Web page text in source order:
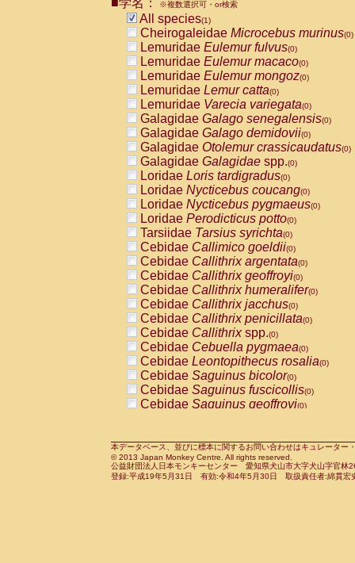
CebidaeCebus nigrivittatus
CebidaeCebus
CebidaeSaimiri boliviensis(0)
CebidaeSaimiri sciureus(0)
AtelidaeAlouatta caraya(0)
AtelidaeAlouatta fusca(0)
AtelidaeAlouatta seniculus
AtelidaeAlouattaspp.(0)
AtelidaeAteles belzebuth(0)
AtelidaeAteles geoffroyi(0)
AtelidaeAteles paniscus(0)
AtelidaeAtelesspp.(0)
Atelidae Lagothrix lagothricha
AtelidaeLagothrix lagothricha cana
PitheciidaeCacajao calvus
PitheciidaeCallicebus cupreus
PitheciidaeCallicebus donacophilus
PitheciidaeCallicebus moloch
PitheciidaeCallicebus torquatus
PitheciidaeCallicebusspp.(0)
PitheciidaeChiropotes satanas(0)
PitheciidaePithecia monachus
PitheciidaePithecia pithecia(0)
CercopithecidaeCercocebus agilis
CercopithecidaeCercocebus
CercopithecidaeCercocebus
CercopithecidaeCercocebus
CercopithecidaeCercocebus
CercopithecidaeCercocebushybrid
CercopithecidaePapio anubis(0)
CercopithecidaePapio cynocephalus
CercopithecidaePapio hamadryas(0)
■学名： ※複数選択可・or検索
All species(1)
Cheirogaleidae Microcebus murinus(0)
Lemuridae Eulemur fulvus(0)
Lemuridae Eulemur macaco(0)
Lemuridae Eulemur mongoz(0)
Lemuridae Lemur catta(0)
Lemuridae Varecia variegata(0)
Galagidae Galago senegalensis(0)
Galagidae Galago demidovii(0)
Galagidae Otolemur crassicaudatus(0)
Galagidae Galagidae spp.(0)
Loridae Loris tardigradus(0)
Loridae Nycticebus coucang(0)
Loridae Nycticebus pygmaeus(0)
Loridae Perodicticus potto(0)
Tarsiidae Tarsius syrichta(0)
Cebidae Callimico goeldii(0)
Cebidae Callithrix argentata(0)
Cebidae Callithrix geoffroyi(0)
Cebidae Callithrix humeralifer(0)
Cebidae Callithrix jacchus(0)
Cebidae Callithrix penicillata(0)
Cebidae Callithrixspp.(0)
Cebidae Cebuella pygmaea(0)
Cebidae Leontopithecus rosalia(0)
Cebidae Saguinus bicolor(0)
Cebidae Saguinus fuscicollis(0)
Cebidae Saguinus geoffroyi(0)
CebidaeSaguinus leucopus(0)
CebidaeSaguinus midas(0)
Cebidae Saguinus mystax(0)
本データベース、並びに標本に関するお問い合わせはキュレータ
© 2013 Japan Monkey Centre. All rights reserved.
公益財団法人日本モンキーセンター 愛知県犬山市大字犬山字官
登録:平成19年5月31日 有効:令和4年5月30日 取扱責任者:綿貫宏